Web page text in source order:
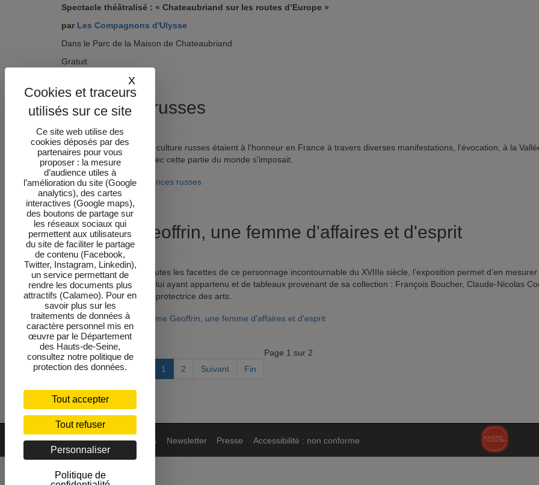
Spectacle théâtralisé : « Chateaubriand sur les routes d’Europe »
par Les Compagnons d'Ulysse
Dans le Parc de la Maison de Chateaubriand
Gratuit
Présences russes
En 2010 où les arts et la culture russes étaient à l'honneur en France à travers diverses manifestations, l'évocation, à la
habitants de ces lieux avec cette partie du monde s'imposait.
Lire la suite : Présences russes
Madame Geoffrin, une femme d'affaires et d'esprit
Sans pouvoir évoquer toutes les facettes de ce personnage incontournable du XVIIIe siècle, l’exposition permet d’en
d’archives, de souvenirs lui ayant appartenu et de tableaux provenant de sa collection : François Boucher, Claude-Nicolas
secrets du goût de cette protectrice des arts.
Lire la suite : Madame Geoffrin, une femme d'affaires et d'esprit
Page 1 sur 2
Début
Précédent 1 2 Suivant Fin
Mentions DPO-cookies Newsletter Presse Accessibilité : non conforme
Ce site web utilise des
cookies déposés par des
partenaires pour vous
proposer : la mesure
d’audience utiles à
l’amélioration du site (Google
analytics), des cartes
interactives (Google maps),
des boutons de partage sur
les réseaux sociaux qui
permettent aux utilisateurs
du site de faciliter le partage
de contenu (Facebook,
Twitter, Instagram, Linkedin),
un service permettant de
rendre les documents plus
attractifs (Calameo). Pour en
savoir plus sur les
traitements de données à
caractère personnel mis en
œuvre par le Département
des Hauts-de-Seine,
consultez notre politique de
protection des données.
Tout accepter
Tout refuser
Personnaliser
Politique de
X